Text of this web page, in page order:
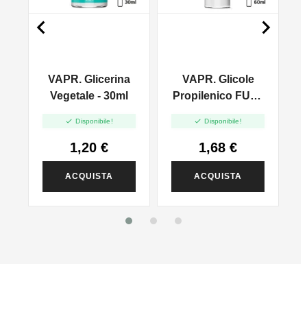
VAPR. Glicerina
Vegetale - 30ml
 Disponibile!
1,20 €
ACQUISTA
VAPR. Glicole
Propilenico FULL
 Disponibile!
1,68 €
ACQUISTA
 